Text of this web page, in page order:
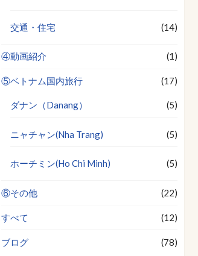
交通・住宅 (14)
④動画紹介 (1)
⑤ベトナム国内旅行 (17)
ダナン（Danang） (5)
ニャチャン(Nha Trang) (5)
ホーチミン(Ho Chi Minh) (5)
⑥その他 (22)
すべて (12)
ブログ (78)